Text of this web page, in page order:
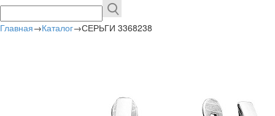
Главная→Каталог→СЕРЬГИ 3368238